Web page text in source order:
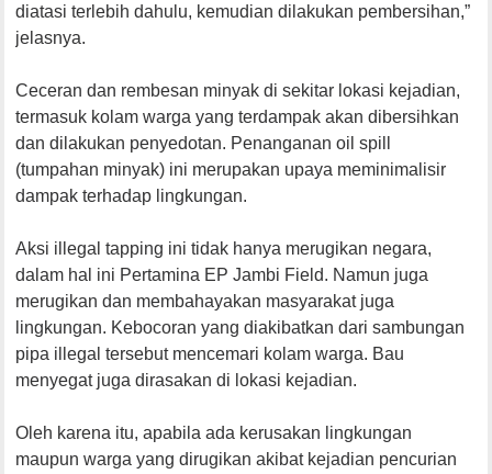
diatasi terlebih dahulu, kemudian dilakukan pembersihan,”
jelasnya.
Ceceran dan rembesan minyak di sekitar lokasi kejadian,
termasuk kolam warga yang terdampak akan dibersihkan
dan dilakukan penyedotan. Penanganan oil spill
(tumpahan minyak) ini merupakan upaya meminimalisir
dampak terhadap lingkungan.
Aksi illegal tapping ini tidak hanya merugikan negara,
dalam hal ini Pertamina EP Jambi Field. Namun juga
merugikan dan membahayakan masyarakat juga
lingkungan. Kebocoran yang diakibatkan dari sambungan
pipa illegal tersebut mencemari kolam warga. Bau
menyegat juga dirasakan di lokasi kejadian.
Oleh karena itu, apabila ada kerusakan lingkungan
maupun warga yang dirugikan akibat kejadian pencurian